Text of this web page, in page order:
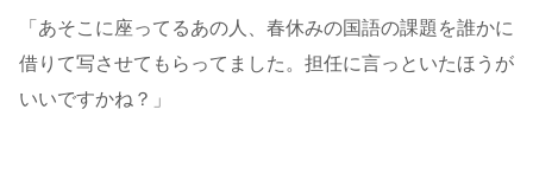
「あそこに座ってるあの人、春休みの国語の課題を誰かに
借りて写させてもらってました。担任に言っといたほうが
いいですかね？」